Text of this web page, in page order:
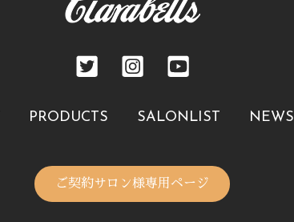
PRODUCTS SALONLIST NEWS
ご契約サロン様専用ページ